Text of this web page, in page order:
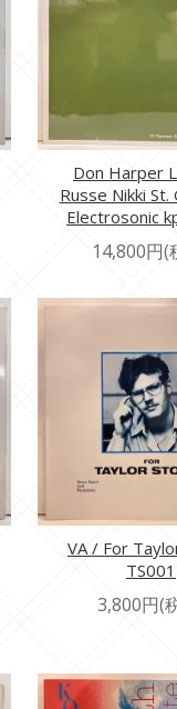
Don Harper
Russe Nikki
Electrosonic
14,800円(
VA / For
TS001
3,800円(